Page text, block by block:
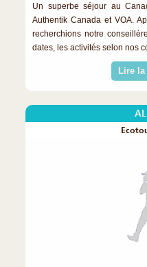
Un superbe séjour au
Authentik Canada et VOA.
recherchions notre
dates, les activités selon nos
Lire